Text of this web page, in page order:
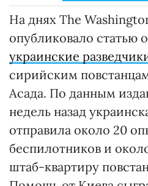
На днях The
опубликовало статью
украинские
сирийским
Асада. По данным
недель назад
отправила около 20
беспилотников и
штаб-квартиру